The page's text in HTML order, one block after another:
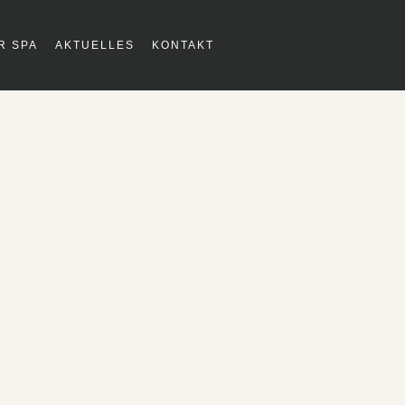
SPA AKTUELLES KONTAKT